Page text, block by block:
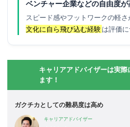
ベンチャー企業などの自由度
スピード感やフットワークの軽さ
文化に自ら飛び込む経験は評価
キャリアアドバイザーは実
ます！
ガクチカとしての難易度は高め
キャリアアドバイザー